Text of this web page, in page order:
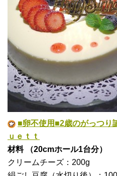
■卵不使用■2歳のがっつり
ｕｅｔｔ
材料 （20cmホール1台分）
クリームチーズ：200g